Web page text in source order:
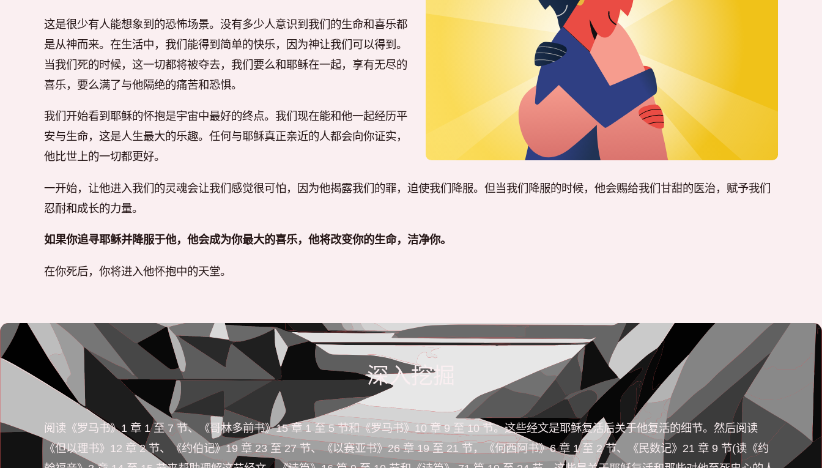
这是很少有人能想象到的恐怖场景。没有多少人意识到我们的生命和喜乐都
是从神而来。在生活中，我们能得到简单的快乐，因为神让我们可以得到。
当我们死的时候，这一切都将被夺去，我们要么和耶稣在一起，享有无尽的
喜乐，要么满了与他隔绝的痛苦和恐惧。
我们开始看到耶稣的怀抱是宇宙中最好的终点。我们现在能和他一起经历平
安与生命，这是人生最大的乐趣。任何与耶稣真正亲近的人都会向你证实，
他比世上的一切都更好。
一开始，让他进入我们的灵魂会让我们感觉很可怕，因为他揭露我们的罪，迫使我们降服。但当我们降服的时候，他会赐给我们甘甜的医治，赋予我们
忍耐和成长的力量。
如果你追寻耶稣并降服于他，他会成为你最大的喜乐，他将改变你的生命，洁净你。
在你死后，你将进入他怀抱中的天堂。
深入挖掘
阅读《罗马书》1 章 1 至 7 节、《哥林多前书》15 章 1 至 5 节和《罗马书》10 章 9 至 10 节。这些经文是耶稣复活后关于他复活的细节。然后阅读
《但以理书》12 章 2 节、《约伯记》19 章 23 至 27 节、《以赛亚书》26 章 19 至 21 节，《何西阿书》6 章 1 至 2 节、《民数记》21 章 9 节(读《约